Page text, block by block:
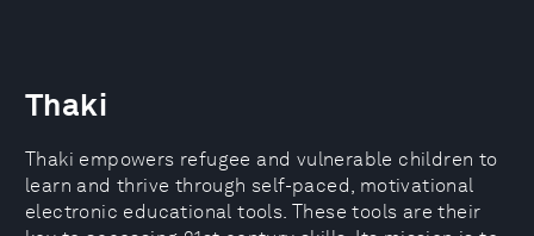
Thaki
Thaki empowers refugee and vulnerable children to
learn and thrive through self-paced, motivational
electronic educational tools. These tools are their